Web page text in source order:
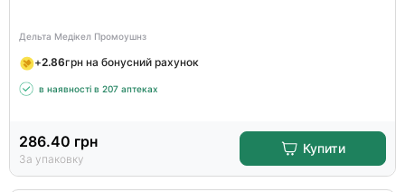
Дельта Медікел Промоушнз
+2.86грн на бонусний рахунок
в наявності в 207 аптеках
286.40 грн
За упаковку
Купити